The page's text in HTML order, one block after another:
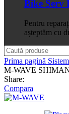
Bike Serv
Pentru
așteptăm cu
Prima pagină
M-WAVE
Share:
Compara